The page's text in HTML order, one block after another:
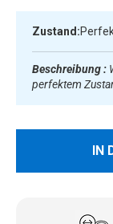
Zustand:
Beschreibung :
perfektem
IN